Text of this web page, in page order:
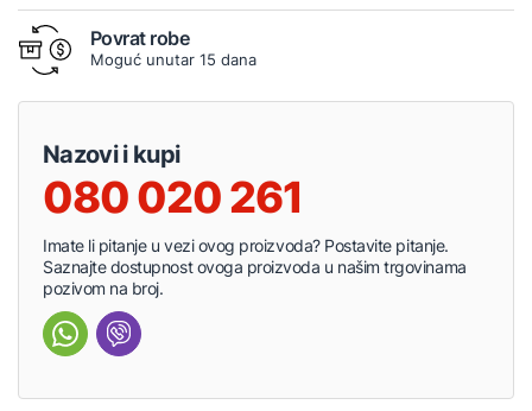
Povrat robe
Moguć unutar 15 dana
Nazovi i kupi
080 020 261
Imate li pitanje u vezi ovog proizvoda? Postavite pitanje.
Saznajte dostupnost ovoga proizvoda u našim trgovinama
pozivom na broj.